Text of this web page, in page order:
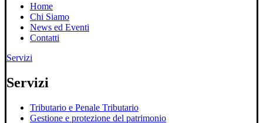
Home
Chi Siamo
News ed Eventi
Contatti
Servizi
Servizi
Tributario e Penale Tributario
Gestione e protezione del patrimonio